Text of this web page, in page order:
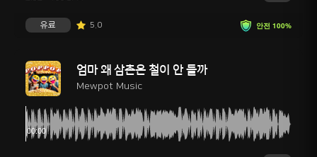
안전 100%
유료 5.0
엄마 왜 삼촌은 철이 안 들까
Mewpot Music